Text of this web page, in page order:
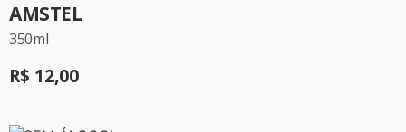
AMSTEL
350ml
R$ 12,00